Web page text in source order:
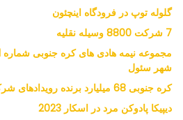
گلوله توپ در فرودگاه اینچئون
7 شرکت 8800 وسیله نقلیه
شهر سئول
کره جنوبی 68 میلیارد برنده رویدادهای شرکت ها
دیپیکا پادوکن مرد در اسکار 2023